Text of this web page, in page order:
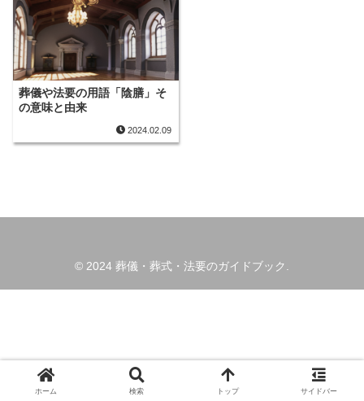
葬儀や法要の用語「陰膳」そ
の意味と由来
2024.02.09
© 2024 葬儀・葬式・法要のガイドブック.
ホーム 検索 トップ サイドバー